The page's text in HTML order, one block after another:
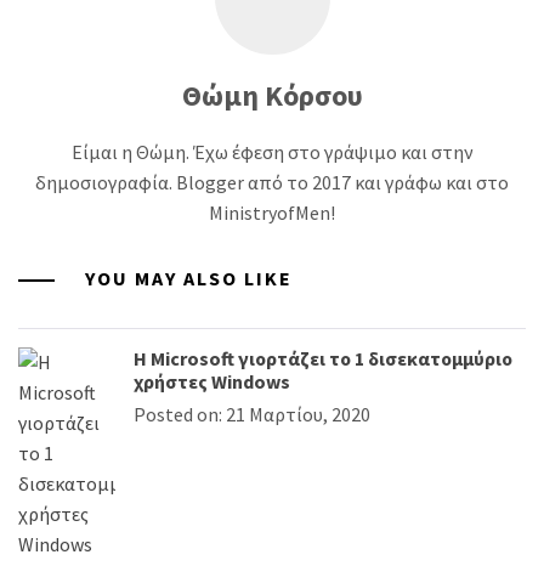
Θώμη Κόρσου
Είμαι η Θώμη. Έχω έφεση στο γράψιμο και στην
δημοσιογραφία. Blogger από το 2017 και γράφω και στο
MinistryofMen!
YOU MAY ALSO LIKE
H Microsoft γιορτάζει το 1 δισεκατομμύριο
χρήστες Windows
Posted on: 21 Μαρτίου, 2020